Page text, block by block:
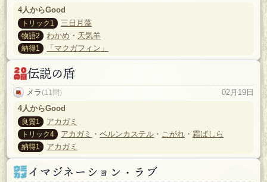
4人からGood
トリック1 三日月藻
物語2 わかめ ・ 天気羊
納得1 「マクガフィン」
伝説の盾
メラ (11問)
02月19日
4人からGood
良質1 アカガミ
トリック4 アカガミ ・ベルンカステル ・ こがれ ・霜ばしら
納得1 アカガミ
イマジネーション・ラブ